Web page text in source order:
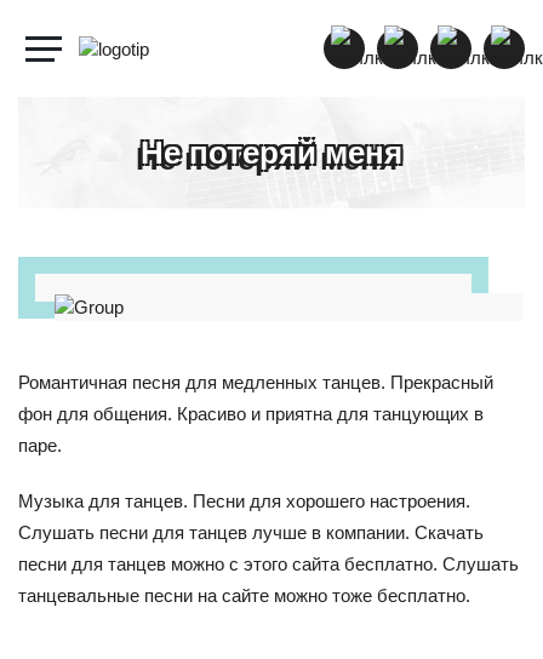
Не потеряй меня
Романтичная песня для медленных танцев. Прекрасный
фон для общения. Красиво и приятна для танцующих в
паре.
Музыка для танцев. Песни для хорошего настроения.
Слушать песни для танцев лучше в компании. Скачать
песни для танцев можно с этого сайта бесплатно. Слушать
танцевальные песни на сайте можно тоже бесплатно.